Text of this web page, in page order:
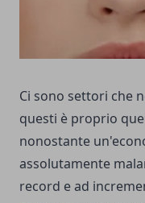
Ci sono settori che
questi è proprio
nonostante
assolutamente
record e ad